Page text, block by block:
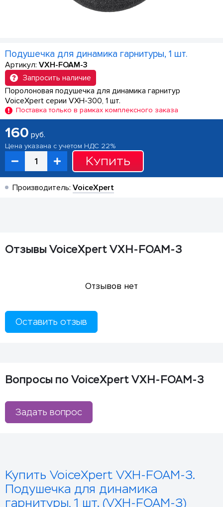
Подушечка для динамика гарнитуры, 1 шт.
Артикул: VXH-FOAM-3
Запросить наличие
Поролоновая подушечка для динамика гарнитур
VoiceXpert серии VXH-300, 1 шт.
Поставка только в рамках комплексного заказа
160 руб.
Цена указана с учетом НДС 22%
Купить
Производитель: VoiceXpert
Отзывы VoiceXpert VXH-FOAM-3
Отзывов нет
Оставить отзыв
Вопросы по VoiceXpert VXH-FOAM-3
Задать вопрос
Купить VoiceXpert VXH-FOAM-3.
Подушечка для динамика
гарнитуры, 1 шт. (VXH-FOAM-3)